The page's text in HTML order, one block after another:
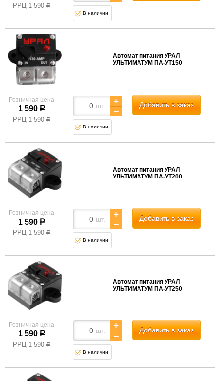
РРЦ 1 590 р
В наличии
Автомат питания УРАЛ
УЛЬТИМАТУМ ПА-УТ150
Розничная цена
1 590 р
РРЦ 1 590 р
шт. Добавить в заказ
В наличии
Автомат питания УРАЛ
УЛЬТИМАТУМ ПА-УТ200
Розничная цена
1 590 р
РРЦ 1 590 р
шт. Добавить в заказ
В наличии
Автомат питания УРАЛ
УЛЬТИМАТУМ ПА-УТ250
Розничная цена
1 590 р
РРЦ 1 590 р
шт. Добавить в заказ
В наличии